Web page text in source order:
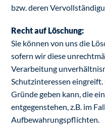
bzw. deren
Recht auf Löschung:
Sie können von uns die
sofern wir diese
Verarbeitung
Schutzinteressen eingreift.
Gründe geben kann, die
entgegenstehen, z.B. im
Aufbewahrungspflichten.